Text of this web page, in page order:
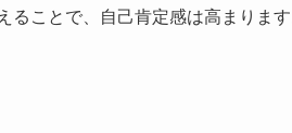
ことで、自己肯定感は高まります